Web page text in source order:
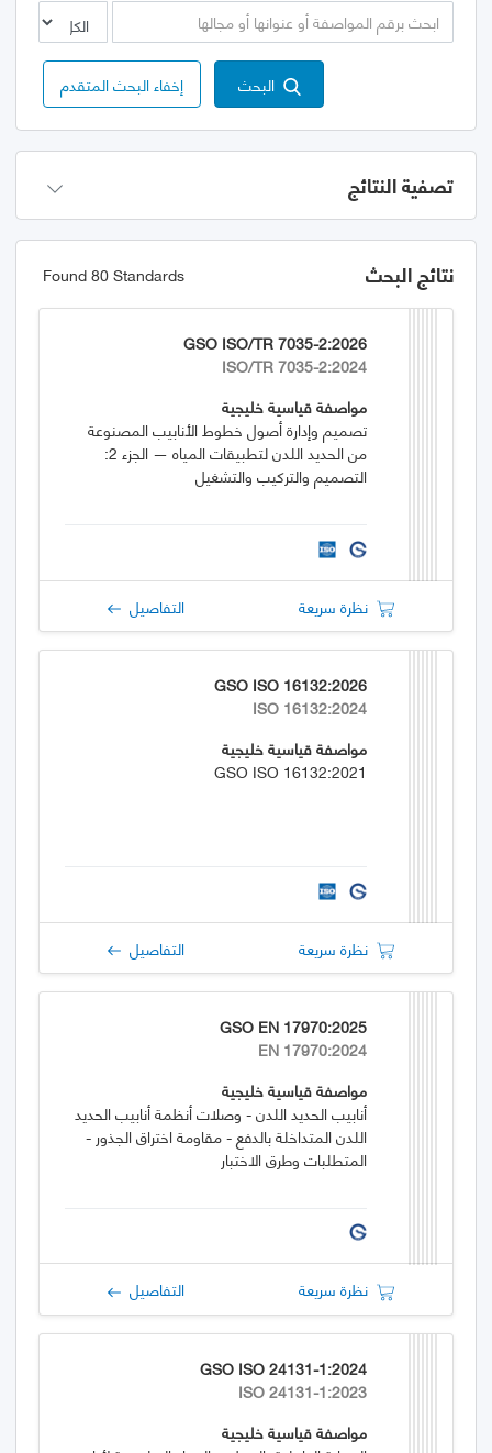
البحث إخفاء البحث المتقدم
تصفية النتائج
نتائج البحث Found 80 Standards
GSO ISO/TR 7035-2:2026
ISO/TR 7035-2:2024
مواصفة قياسية خليجية
تصميم وإدارة أصول خطوط الأنابيب المصنوعة
من الحديد اللدن لتطبيقات المياه — الجزء 2:
التصميم والتركيب والتشغيل
نظرة سريعة التفاصيل
GSO ISO 16132:2026
ISO 16132:2024
مواصفة قياسية خليجية
GSO ISO 16132:2021
نظرة سريعة التفاصيل
GSO EN 17970:2025
EN 17970:2024
مواصفة قياسية خليجية
أنابيب الحديد اللدن - وصلات أنظمة أنابيب الحديد
اللدن المتداخلة بالدفع - مقاومة اختراق الجذور -
المتطلبات وطرق الاختبار
نظرة سريعة التفاصيل
GSO ISO 24131-1:2024
ISO 24131-1:2023
مواصفة قياسية خليجية